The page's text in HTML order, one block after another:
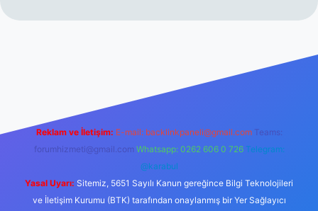
Reklam ve İletişim: E-mail: backlinkpaneli@gmail.com Teams:
forumhizmeti@gmail.com Whatsapp: 0262 606 0 726 Telegram:
@karabul
Yasal Uyarı: Sitemiz, 5651 Sayılı Kanun gereğince Bilgi Teknolojileri
ve İletişim Kurumu (BTK) tarafından onaylanmış bir Yer Sağlayıcı